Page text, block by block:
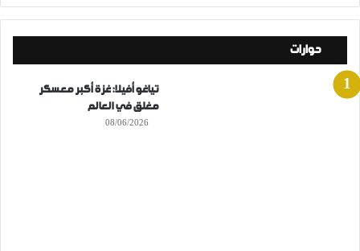
حوارات
تياغو أفيلا: غزة أكبر معسكر
مغلق في العالم
08/06/2026